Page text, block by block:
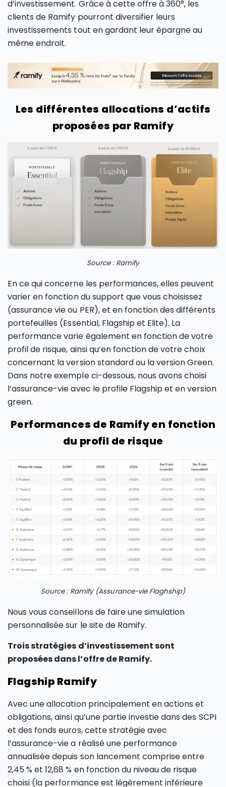
d’investissement. Grâce à cette offre à 360°, les
clients de Ramify pourront diversifier leurs
investissements tout en gardant leur épargne au
même endroit.
Les différentes allocations d’actifs
proposées par Ramify
Source : Ramify
En ce qui concerne les performances, elles peuvent
varier en fonction du support que vous choisissez
(assurance vie ou PER), et en fonction des différents
portefeuilles (Essential, Flagship et Elite). La
performance varie également en fonction de votre
profil de risque, ainsi qu’en fonction de votre choix
concernant la version standard ou la version Green.
Dans notre exemple ci-dessous, nous avons choisi
l’assurance-vie avec le profile Flagship et en version
green.
Performances de Ramify en fonction
du profil de risque
Source : Ramify (Assurance-vie Flaghship)
Nous vous conseillons de faire une simulation
personnalisée sur le site de Ramify.
Trois stratégies d’investissement sont
proposées dans l’offre de Ramify.
Flagship Ramify
Avec une allocation principalement en actions et
obligations, ainsi qu’une partie investie dans des SCPI
et des fonds euros, cette stratégie avec
l’assurance-vie a réalisé une performance
annualisée depuis son lancement comprise entre
2,45 % et 12,68 % en fonction du niveau de risque
choisi (la performance est légèrement inférieure